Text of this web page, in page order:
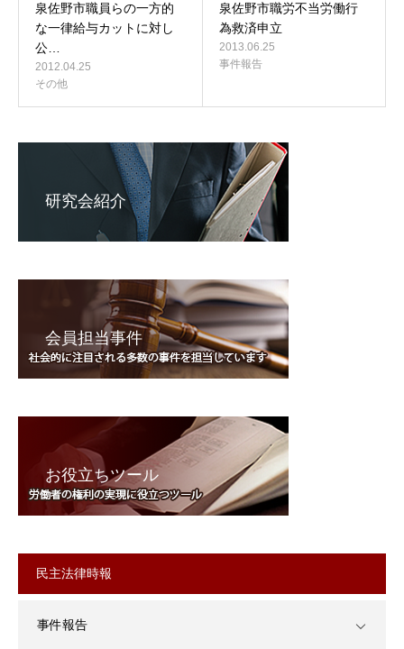
泉佐野市職員らの一方的
な一律給与カットに対し
公…
2012.04.25
その他
泉佐野市職労不当労働行
為救済申立
2013.06.25
事件報告
研究会紹介
会員担当事件
お役立ちツール
民主法律時報
事件報告